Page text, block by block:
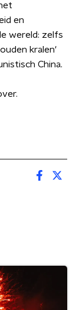
en
wereld: zelfs
kralen'
China.